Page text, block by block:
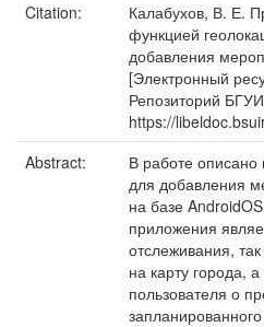
Citation:
Калабухов, В. Е.
функцией
добавления
[Электронный
Репозиторий
https://
Abstract:
В работе
для добавления
на базе
приложения
отслеживания,
на карту города,
пользователя о